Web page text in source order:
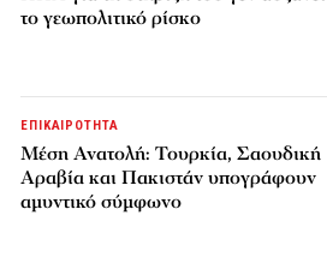
το γεωπολιτικό ρίσκο
ΕΠΙΚΑΙΡΟΤΗΤΑ
Μέση Ανατολή: Τουρκία, Σαουδική
Αραβία και Πακιστάν υπογράφουν
αμυντικό σύμφωνο